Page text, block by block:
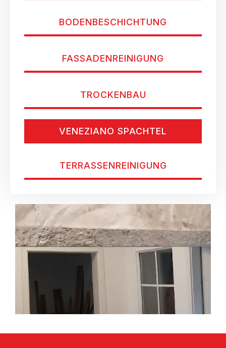
BODENBESCHICHTUNG
FASSADENREINIGUNG
TROCKENBAU
VENEZIANO SPACHTEL
TERRASSENREINIGUNG